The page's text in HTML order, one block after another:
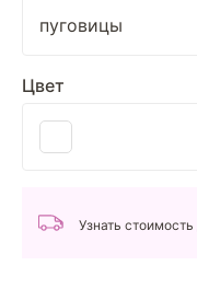
Цвет
Узнать